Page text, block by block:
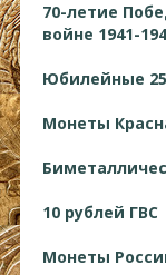
70-летие
войне 1941-
Юбилейные
Монеты
10 рублей ГВС
Монеты